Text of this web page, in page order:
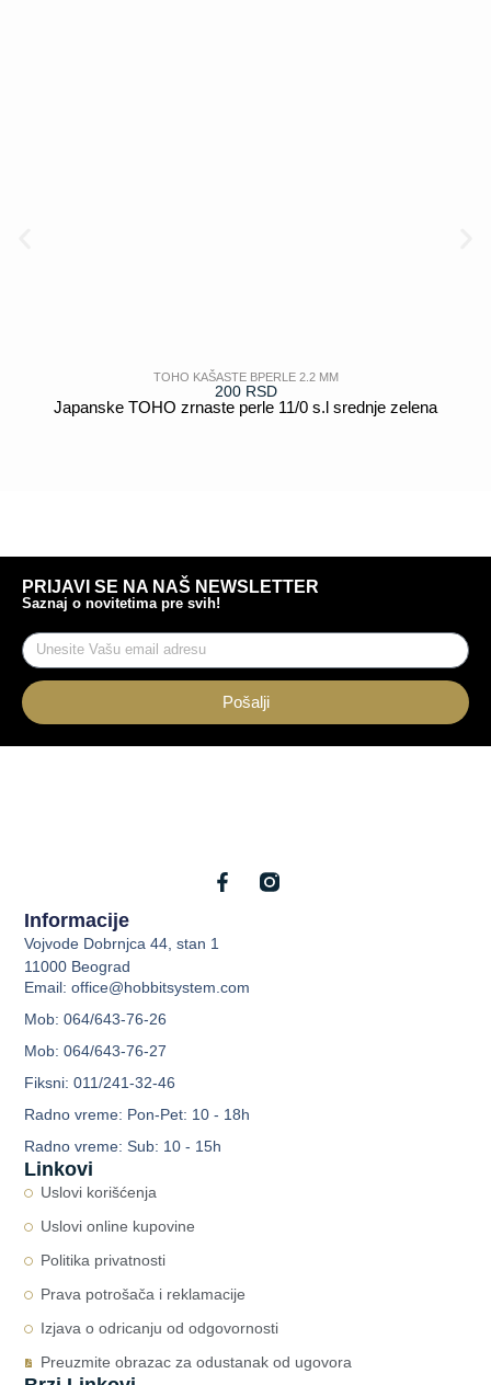
TOHO KAŠASTE BPERLE 2.2 MM
200 RSD
Japanske TOHO zrnaste perle 11/0 s.l srednje zelena
PRIJAVI SE NA NAŠ NEWSLETTER
Saznaj o novitetima pre svih!
Pošalji
Linkovi
Uslovi korišćenja
Uslovi online kupovine
Politika privatnosti
Prava potrošača i reklamacije
Izjava o odricanju od odgovornosti
Preuzmite obrazac za odustanak od ugovora
Informacije
Vojvode Dobrnjca 44, stan 1
11000 Beograd
Email: office@hobbitsystem.com
Mob: 064/643-76-26
Mob: 064/643-76-27
Fiksni: 011/241-32-46
Radno vreme: Pon-Pet: 10 - 18h
Radno vreme: Sub: 10 - 15h